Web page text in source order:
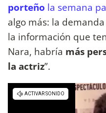
porteño la semana
algo más: la
la información que
Nara, habría más
la actriz”.